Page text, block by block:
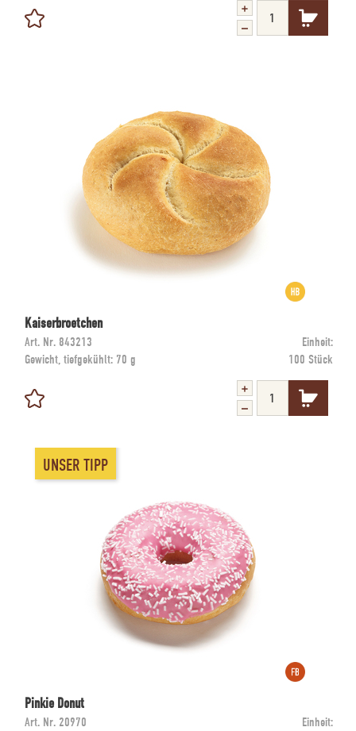
Kaiserbroetchen
Art. Nr. 843213
Einheit:
Gewicht, tiefgekühlt: 70 g 100 Stück
UNSER TIPP
Pinkie Donut
Art. Nr. 20970
Einheit: